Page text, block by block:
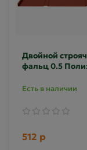
Двойной
фальц 0.5
Есть в наличии
512 р